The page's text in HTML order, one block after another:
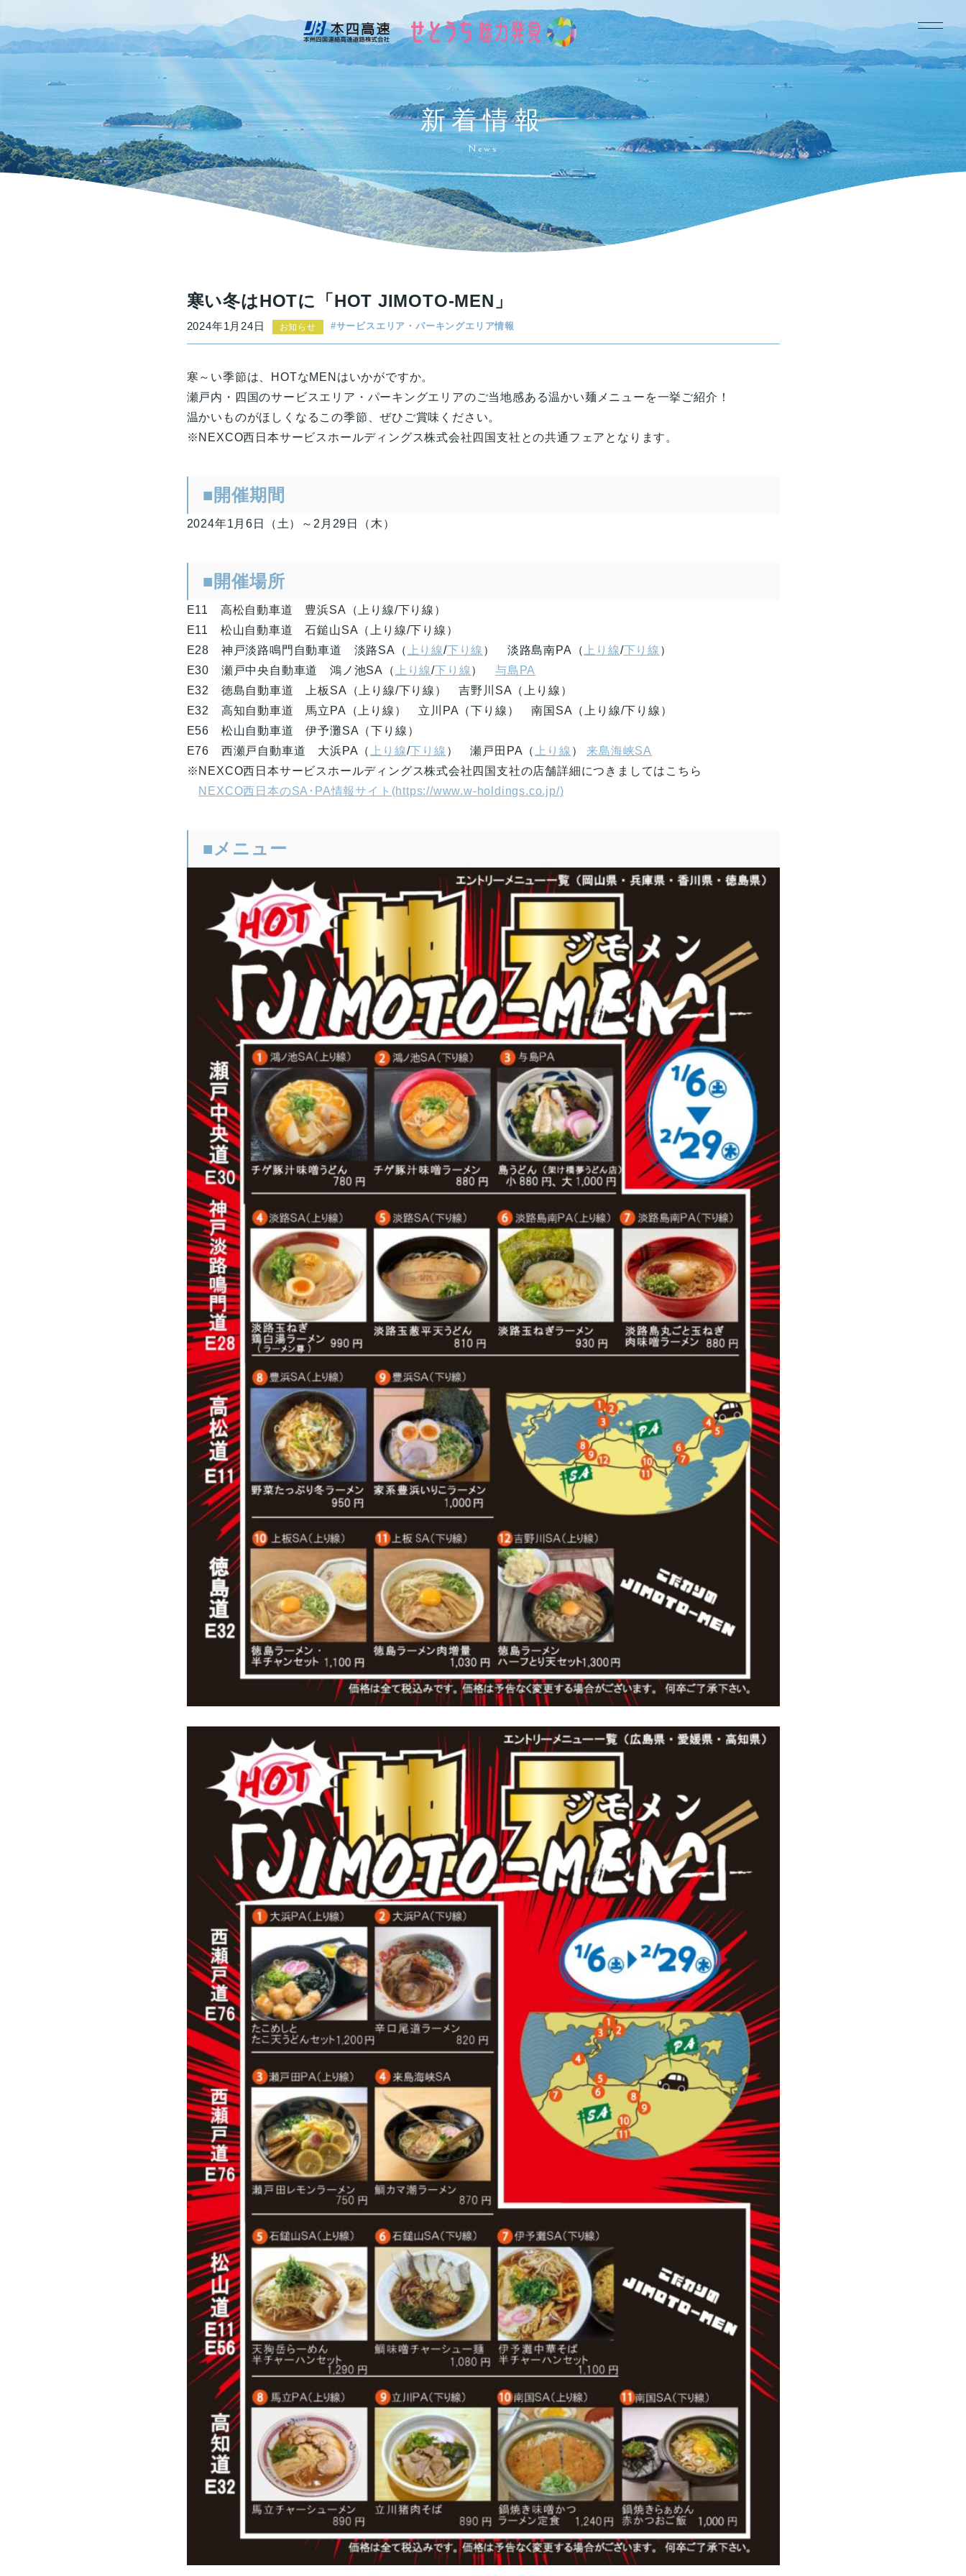
新着情報
News
寒い冬はHOTに「HOT JIMOTO-MEN」
2024年1月24日 お知らせ サービスエリア・パーキングエリア情報
寒～い季節は、HOTなMENはいかがですか。
瀬戸内・四国のサービスエリア・パーキングエリアのご当地感ある温かい麺メニューを一挙ご紹介！
温かいものがほしくなるこの季節、ぜひご賞味ください。
※NEXCO西日本サービスホールディングス株式会社四国支社との共通フェアとなります。
■開催期間
2024年1月6日（土）～2月29日（木）
■開催場所
E11 高松自動車道 豊浜SA（上り線/下り線）
E11 松山自動車道 石鎚山SA（上り線/下り線）
E28 神戸淡路鳴門自動車道 淡路SA（
上り線/下り線 ） 淡路島南PA（ 上り線/下り線 ）
E30 瀬戸中央自動車道 鴻ノ池SA（
上り線/下り線） 与島PA
E32 徳島自動車道 上板SA（上り線/下り線） 吉野川SA（上り線）
E32 高知自動車道 馬立PA（上り線） 立川PA（下り線） 南国SA（上り線/下り線）
E56 松山自動車道 伊予灘SA（下り線）
E76 西瀬戸自動車道 大浜PA（
上り線/下り線 ） 瀬戸田PA（ 上り線 ）来島海峡SA
※NEXCO西日本サービスホールディングス株式会社四国支社の店舗詳細につきましてはこちら
NEXCO西日本のSA･PA情報サイト(https://www.w-holdings.co.jp/)
■メニュー